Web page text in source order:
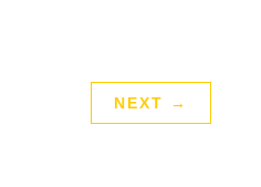
NEXT →